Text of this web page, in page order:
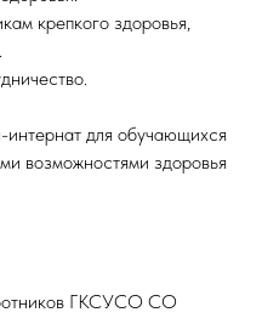
крепкого здоровья,
для обучающихся
возможностями здоровья
ГКСУСО СО